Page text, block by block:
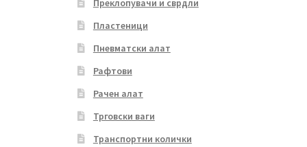
Преклопувачи и сврдли
Пластеници
Пневматски алат
Рафтови
Рачен алат
Трговски ваги
Транспортни колички